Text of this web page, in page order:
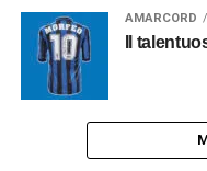
AMARCORD
Il